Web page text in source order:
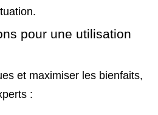
pour une utilisation
et maximiser les bienfaits,
: